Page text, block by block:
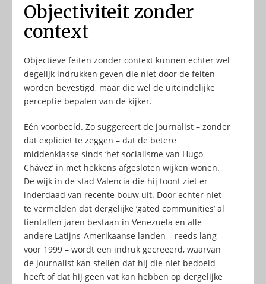
Objectiviteit zonder
context
Objectieve feiten zonder context kunnen echter wel
degelijk indrukken geven die niet door de feiten
worden bevestigd, maar die wel de uiteindelijke
perceptie bepalen van de kijker.
Eén voorbeeld. Zo suggereert de journalist – zonder
dat expliciet te zeggen – dat de betere
middenklasse sinds ‘het socialisme van Hugo
Chávez’ in met hekkens afgesloten wijken wonen.
De wijk in de stad Valencia die hij toont ziet er
inderdaad van recente bouw uit. Door echter niet
te vermelden dat dergelijke ‘gated communities’ al
tientallen jaren bestaan in Venezuela en alle
andere Latijns-Amerikaanse landen – reeds lang
voor 1999 – wordt een indruk gecreëerd, waarvan
de journalist kan stellen dat hij die niet bedoeld
heeft of dat hij geen vat kan hebben op dergelijke